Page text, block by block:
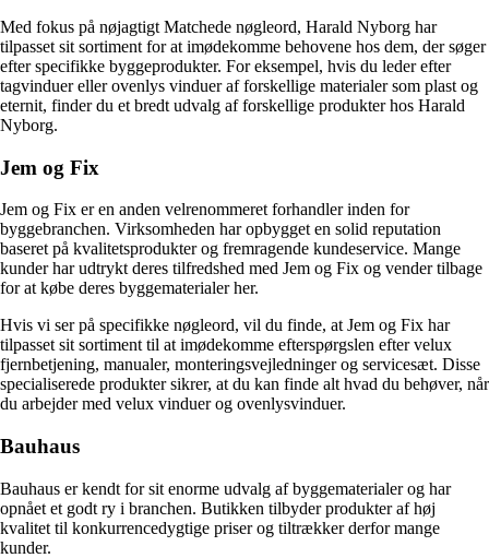
Med fokus på nøjagtigt Matchede nøgleord, Harald Nyborg har
tilpasset sit sortiment for at imødekomme behovene hos dem, der søger
efter specifikke byggeprodukter. For eksempel, hvis du leder efter
tagvinduer eller ovenlys vinduer af forskellige materialer som plast og
eternit, finder du et bredt udvalg af forskellige produkter hos Harald
Nyborg.
Jem og Fix
Jem og Fix er en anden velrenommeret forhandler inden for
byggebranchen. Virksomheden har opbygget en solid reputation
baseret på kvalitetsprodukter og fremragende kundeservice. Mange
kunder har udtrykt deres tilfredshed med Jem og Fix og vender tilbage
for at købe deres byggematerialer her.
Hvis vi ser på specifikke nøgleord, vil du finde, at Jem og Fix har
tilpasset sit sortiment til at imødekomme efterspørgslen efter velux
fjernbetjening, manualer, monteringsvejledninger og servicesæt. Disse
specialiserede produkter sikrer, at du kan finde alt hvad du behøver, når
du arbejder med velux vinduer og ovenlysvinduer.
Bauhaus
Bauhaus er kendt for sit enorme udvalg af byggematerialer og har
opnået et godt ry i branchen. Butikken tilbyder produkter af høj
kvalitet til konkurrencedygtige priser og tiltrækker derfor mange
kunder.